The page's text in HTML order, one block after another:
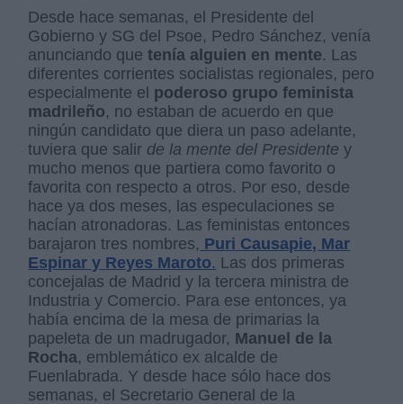
Desde hace semanas, el Presidente del
Gobierno y SG del Psoe, Pedro Sánchez, venía
anunciando quetenía alguien en mente. Las
diferentes corrientes socialistas regionales, pero
especialmente el poderoso grupo feminista
madrileño, no estaban de acuerdo en que
ningún candidato que diera un paso adelante,
tuviera que salir de la mente del Presidente y
mucho menos que partiera como favorito o
favorita con respecto a otros. Por eso, desde
hace ya dos meses, las especulaciones se
hacían atronadoras. Las feministas entonces
barajaron tres nombres, Puri Causapie, Mar
Espinar y Reyes Maroto. Las dos primeras
concejalas de Madrid y la tercera ministra de
Industria y Comercio. Para ese entonces, ya
había encima de la mesa de primarias la
papeleta de un madrugador, Manuel de la
Rocha, emblemático ex alcalde de
Fuenlabrada. Y desde hace sólo hace dos
semanas, el Secretario General de la